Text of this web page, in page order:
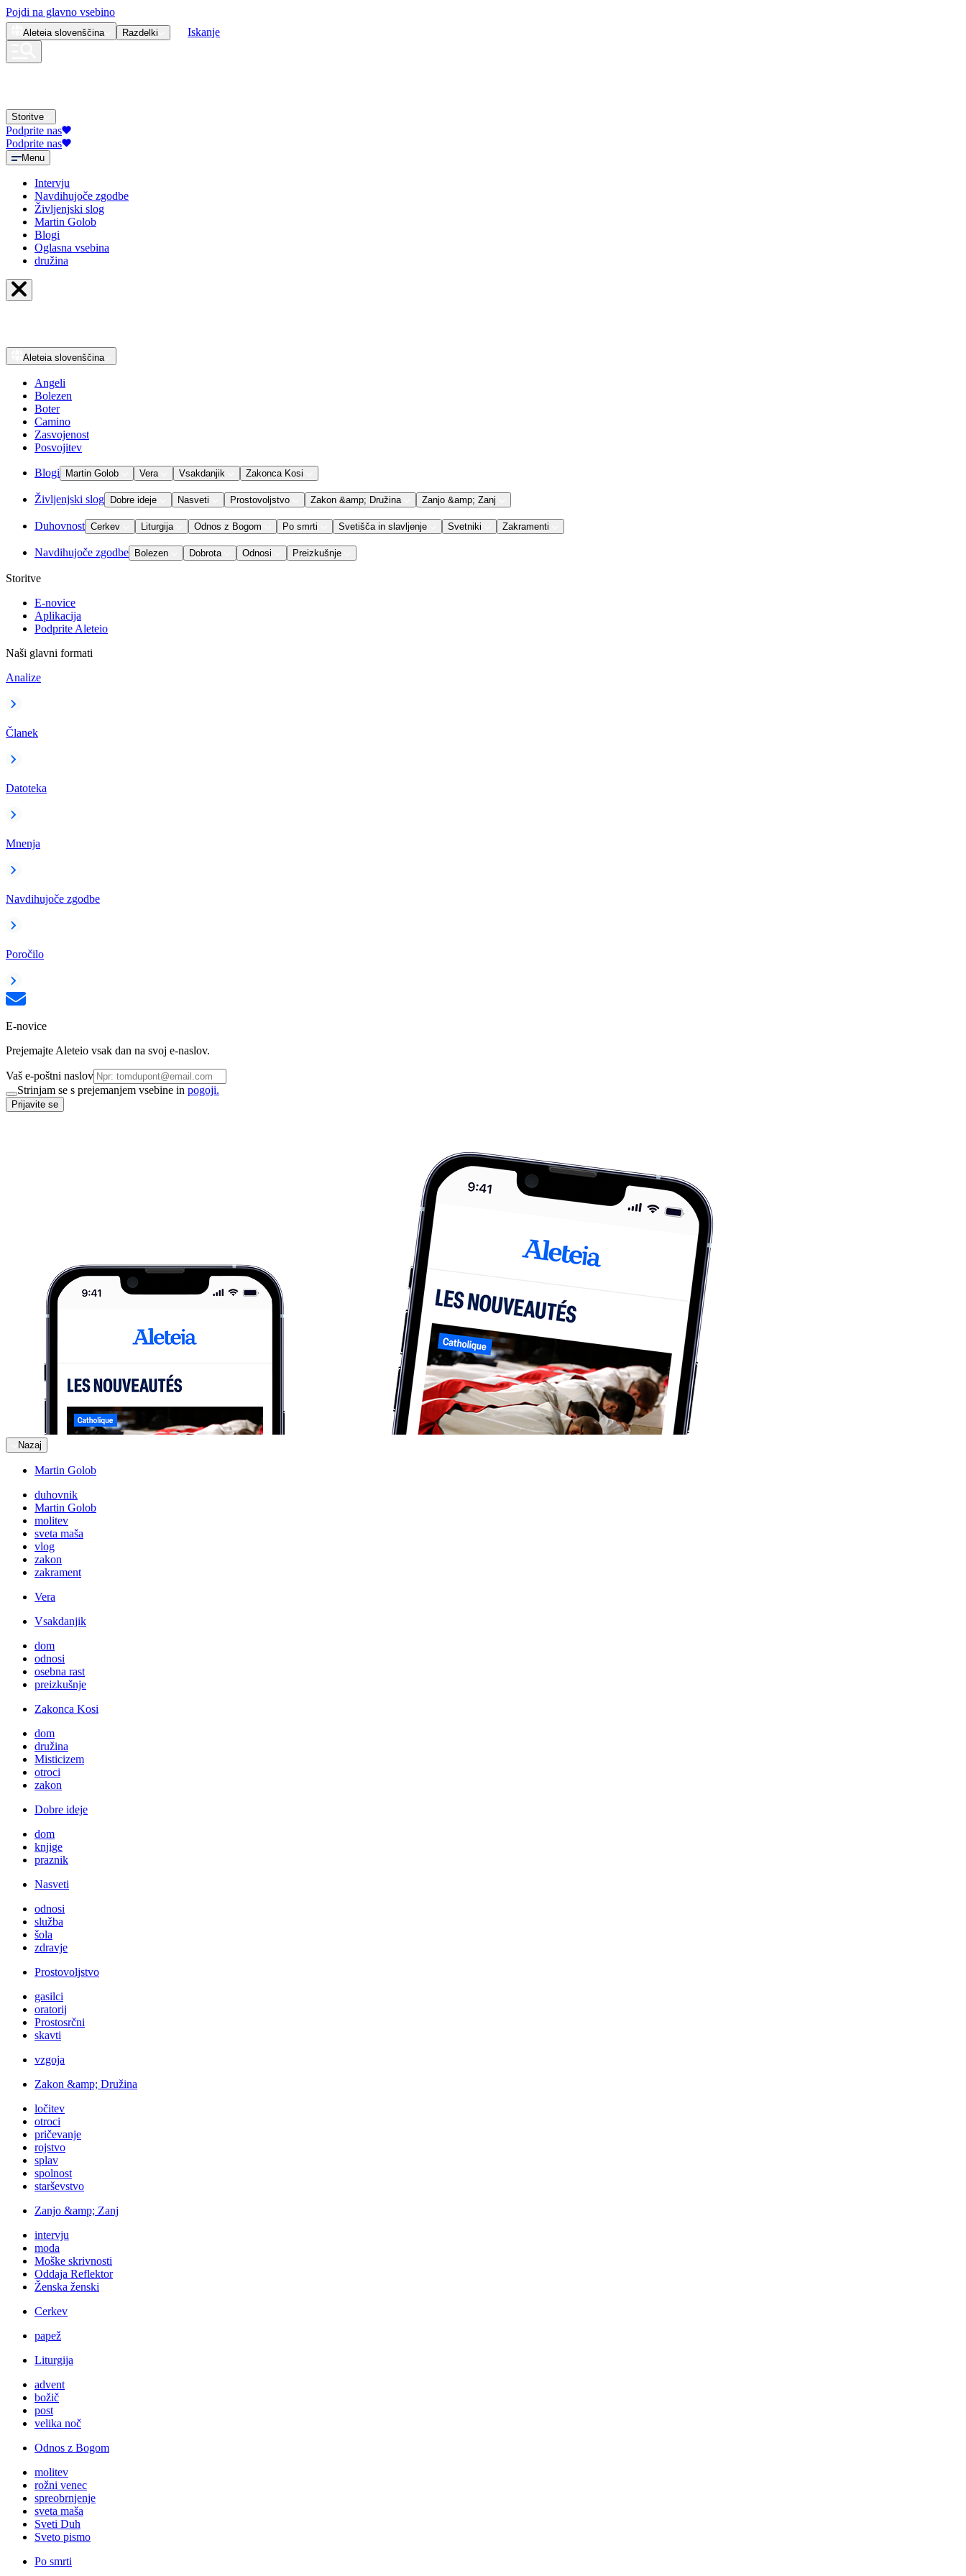
Pojdi na glavno vsebino
Aleteia slovenščina Razdelki Iskanje
Storitve
Podprite nas
Podprite nas
Menu
Intervju
Navdihujoče zgodbe
Življenjski slog
Martin Golob
Blogi
Oglasna vsebina
družina
Aleteia slovenščina
Angeli
Bolezen
Boter
Camino
Zasvojenost
Posvojitev
Blogi Martin Golob Vera Vsakdanjik Zakonca Kosi
Življenjski slog Dobre ideje Nasveti Prostovoljstvo Zakon &amp; Družina Zanjo &amp; Zanj
Duhovnost Cerkev Liturgija Odnos z Bogom Po smrti Svetišča in slavljenje Svetniki Zakramenti
Navdihujoče zgodbe Bolezen Dobrota Odnosi Preizkušnje
Storitve
E-novice
Aplikacija
Podprite Aleteio
Naši glavni formati
Analize
Članek
Datoteka
Mnenja
Navdihujoče zgodbe
Poročilo
E-novice
Prejemajte Aleteio vsak dan na svoj e-naslov.
Vaš e-poštni naslov
Strinjam se s prejemanjem vsebine in pogoji.
Prijavite se
Nazaj
Martin Golob
duhovnik
Martin Golob
molitev
sveta maša
vlog
zakon
zakrament
Vera
Vsakdanjik
dom
odnosi
osebna rast
preizkušnje
Zakonca Kosi
dom
družina
Misticizem
otroci
zakon
Dobre ideje
dom
knjige
praznik
Nasveti
odnosi
služba
šola
zdravje
Prostovoljstvo
gasilci
oratorij
Prostosrčni
skavti
vzgoja
Zakon &amp; Družina
ločitev
otroci
pričevanje
rojstvo
splav
spolnost
starševstvo
Zanjo &amp; Zanj
intervju
moda
Moške skrivnosti
Oddaja Reflektor
Ženska ženski
Cerkev
papež
Liturgija
advent
božič
post
velika noč
Odnos z Bogom
molitev
rožni venec
spreobrnjenje
sveta maša
Sveti Duh
Sveto pismo
Po smrti